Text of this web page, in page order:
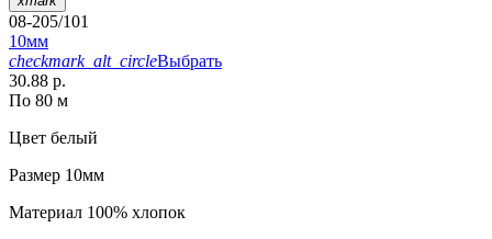
08-205/101
10мм
checkmark_alt_circleВыбрать
30.88 р.
По 80 м
Цвет белый
Размер 10мм
Материал 100% хлопок